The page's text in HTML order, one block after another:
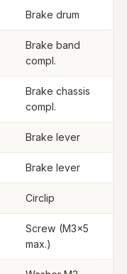
Brake drum
Brake band
compl.
Brake chassis
compl.
Brake lever
Brake lever
Circlip
Screw (M3×5
max.)